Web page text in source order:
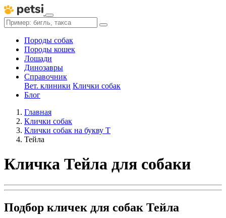
Породы собак
Породы кошек
Лошади
Динозавры
Справочник
Вет. клиники Клички собак
Блог
Главная
Клички собак
Клички собак на букву Т
Тейла
Кличка Тейла для собаки
Подбор кличек для собак Тейла